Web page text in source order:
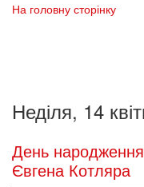
На головну сторінку
Неділя, 14
День
Євгена Котляра